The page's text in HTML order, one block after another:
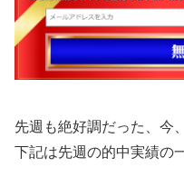
先週も絶好調だった、今
下記は先週の的中実績の